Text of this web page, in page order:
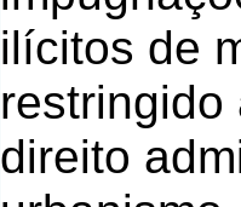
ilícitos de
restringido
direito